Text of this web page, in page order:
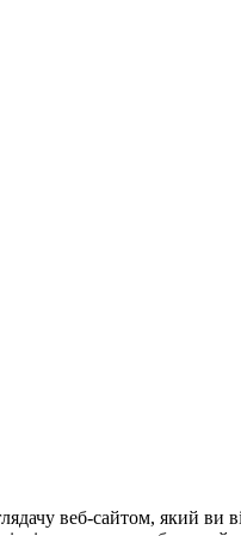
веб-сайтом, який ви